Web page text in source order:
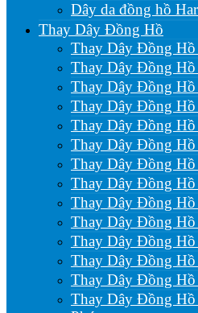
Dây da đồng hồ
Thay Dây Đồng Hồ
Thay Dây Đồng Hồ
Thay Dây Đồng Hồ
Thay Dây Đồng Hồ
Thay Dây Đồng Hồ
Thay Dây Đồng Hồ
Thay Dây Đồng Hồ
Thay Dây Đồng Hồ
Thay Dây Đồng Hồ
Thay Dây Đồng Hồ
Thay Dây Đồng Hồ
Thay Dây Đồng Hồ
Thay Dây Đồng Hồ
Thay Dây Đồng
Thay Dây Đồng Hồ